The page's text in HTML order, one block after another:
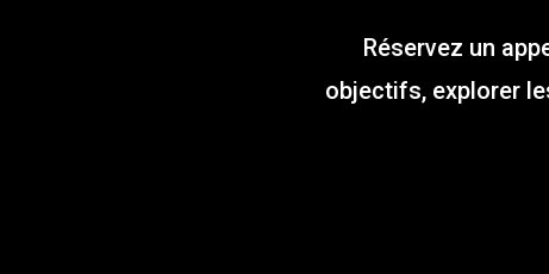
Réservez un
objectifs, explorer